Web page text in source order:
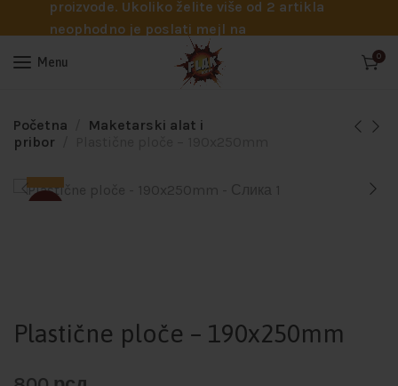
proizvode. Ukoliko želite više od 2 artikla
neophodno je poslati mejl na
info@flakhobby.com sa preciznim šiframa
proizvoda. Svakako nas možete pozvati
potrebna pomoć oko odabira.
Menu 0
Početna
Maketarski alat i
pribor
Plastične ploče – 190x250mm